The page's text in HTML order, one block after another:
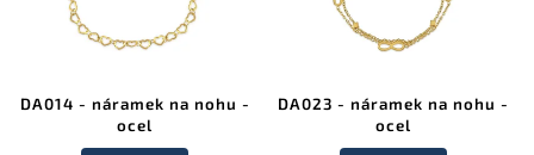
DA014 - náramek na nohu -
ocel
DA023 - náramek na nohu -
ocel